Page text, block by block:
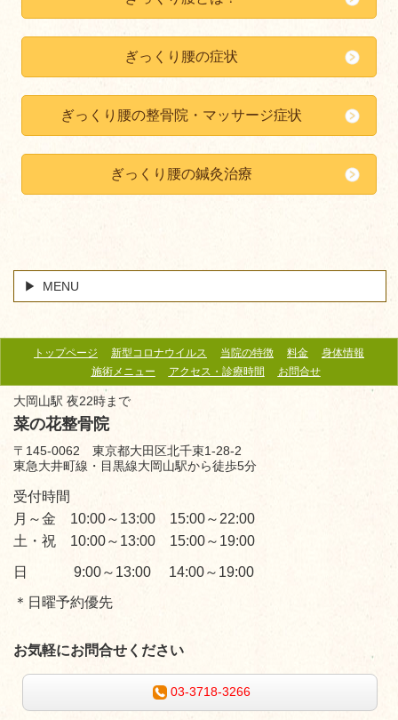
ぎっくり腰の症状
ぎっくり腰の整骨院・マッサージ症状
ぎっくり腰の鍼灸治療
MENU
トップページ 新型コロナウイルス 当院の特徴 料金
身体情報
施術メニュー
アクセス・診療時間 お問合せ
大岡山駅 夜22時まで
菜の花整骨院
〒145-0062 東京都大田区北千束1-28-2
東急大井町線・目黒線大岡山駅から徒歩5分
受付時間
月～金 10:00～13:00 15:00～22:00
土・祝 10:00～13:00 15:00～19:00
日 9:00～13:00 14:00～19:00
＊日曜予約優先
お気軽にお問合せください
03-3718-3266